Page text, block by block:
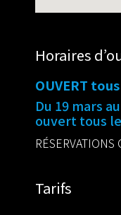
Horaires
OUVERT
Du 19 mars
ouvert tous
RÉSERVATIONS
Tarifs